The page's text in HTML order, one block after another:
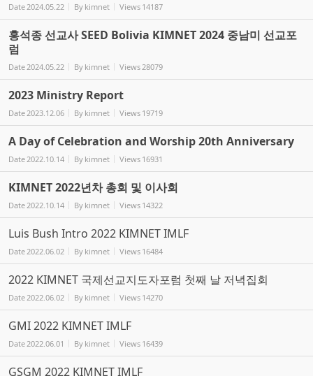
Date 2024.05.22 By kimnet Views 14187
홍석종 선교사 SEED Bolivia KIMNET 2024 중남미 선교포
럼
Date 2024.05.22 By kimnet Views 28079
2023 Ministry Report
Date 2023.12.06 By kimnet Views 19719
A Day of Celebration and Worship 20th Anniversary
Date 2022.10.14 By kimnet Views 16931
KIMNET 2022년차 총회 및 이사회
Date 2022.10.14 By kimnet Views 14322
Luis Bush Intro 2022 KIMNET IMLF
Date 2022.06.02 By kimnet Views 16484
2022 KIMNET 국제선교지도자포럼 첫째 날 저녁집회
Date 2022.06.02 By kimnet Views 14270
GMI 2022 KIMNET IMLF
Date 2022.06.01 By kimnet Views 16439
GSGM 2022 KIMNET IMLF